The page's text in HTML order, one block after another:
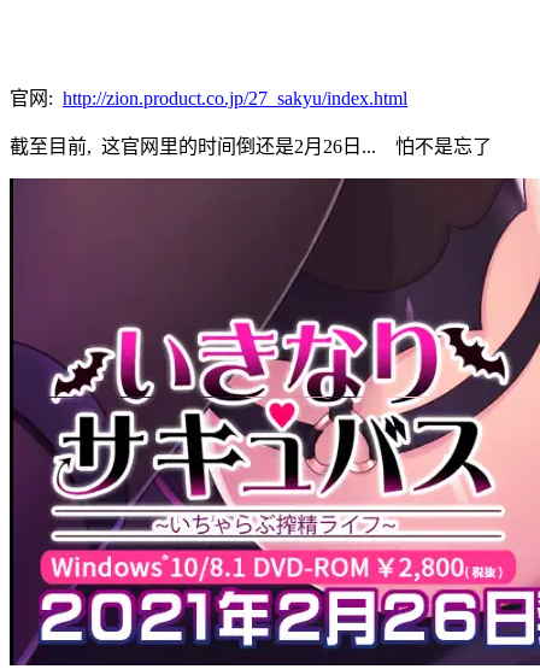
官网: http://zion.product.co.jp/27_sakyu/index.html
截至目前, 这官网里的时间倒还是2月26日... 怕不是忘了